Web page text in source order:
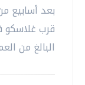
بعد أسابيع
قرب غلاسكو
البالغ من العمر